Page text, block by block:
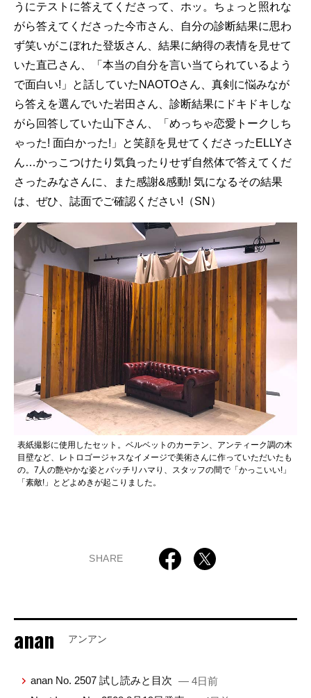
うにテストに答えてくださって、ホッ。ちょっと照れな
がら答えてくださった今市さん、自分の診断結果に思わ
ず笑いがこぼれた登坂さん、結果に納得の表情を見せて
いた直己さん、「本当の自分を言い当てられているよう
で面白い!」と話していたNAOTOさん、真剣に悩みなが
ら答えを選んでいた岩田さん、診断結果にドキドキしな
がら回答していた山下さん、「めっちゃ恋愛トークしち
ゃった! 面白かった!」と笑顔を見せてくださったELLYさ
ん…かっこつけたり気負ったりせず自然体で答えてくだ
さったみなさんに、また感謝&感動! 気になるその結果
は、ぜひ、誌面でご確認ください!（SN）
表紙撮影に使用したセット。ベルベットのカーテン、アンティーク調の木
目壁など、レトロゴージャスなイメージで美術さんに作っていただいたも
の。7人の艶やかな姿とバッチリハマり、スタッフの間で「かっこいい!」
「素敵!」とどよめきが起こりました。
SHARE
anan アンアン
anan No. 2507 試し読みと目次 — 4日前